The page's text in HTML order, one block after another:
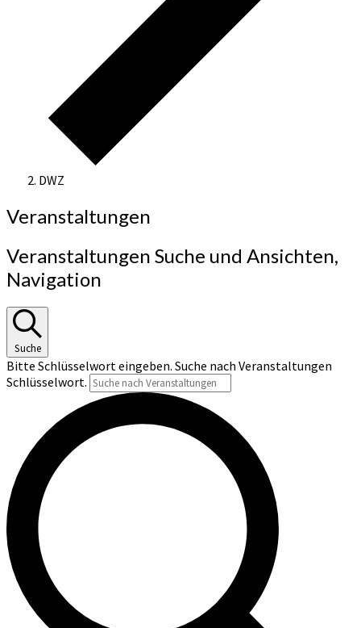
DWZ
Veranstaltungen
Veranstaltungen Suche und Ansichten,
Navigation
Suche
Bitte Schlüsselwort eingeben. Suche nach Veranstaltungen
Schlüsselwort.